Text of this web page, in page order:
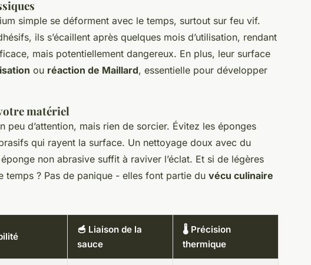
simple se déforment avec le temps, surtout sur feu vif.
ils s’écaillent après quelques mois d’utilisation, rendant
mais potentiellement dangereux. En plus, leur surface
ou réaction de Maillard, essentielle pour développer
matériel
peu d’attention, mais rien de sorcier. Évitez les éponges
qui rayent la surface. Un nettoyage doux avec du
non abrasive suffit à raviver l’éclat. Et si de légères
temps ? Pas de panique - elles font partie du vécu culinaire
🥣 Liaison de la
sauce
🌡️ Précision
thermique